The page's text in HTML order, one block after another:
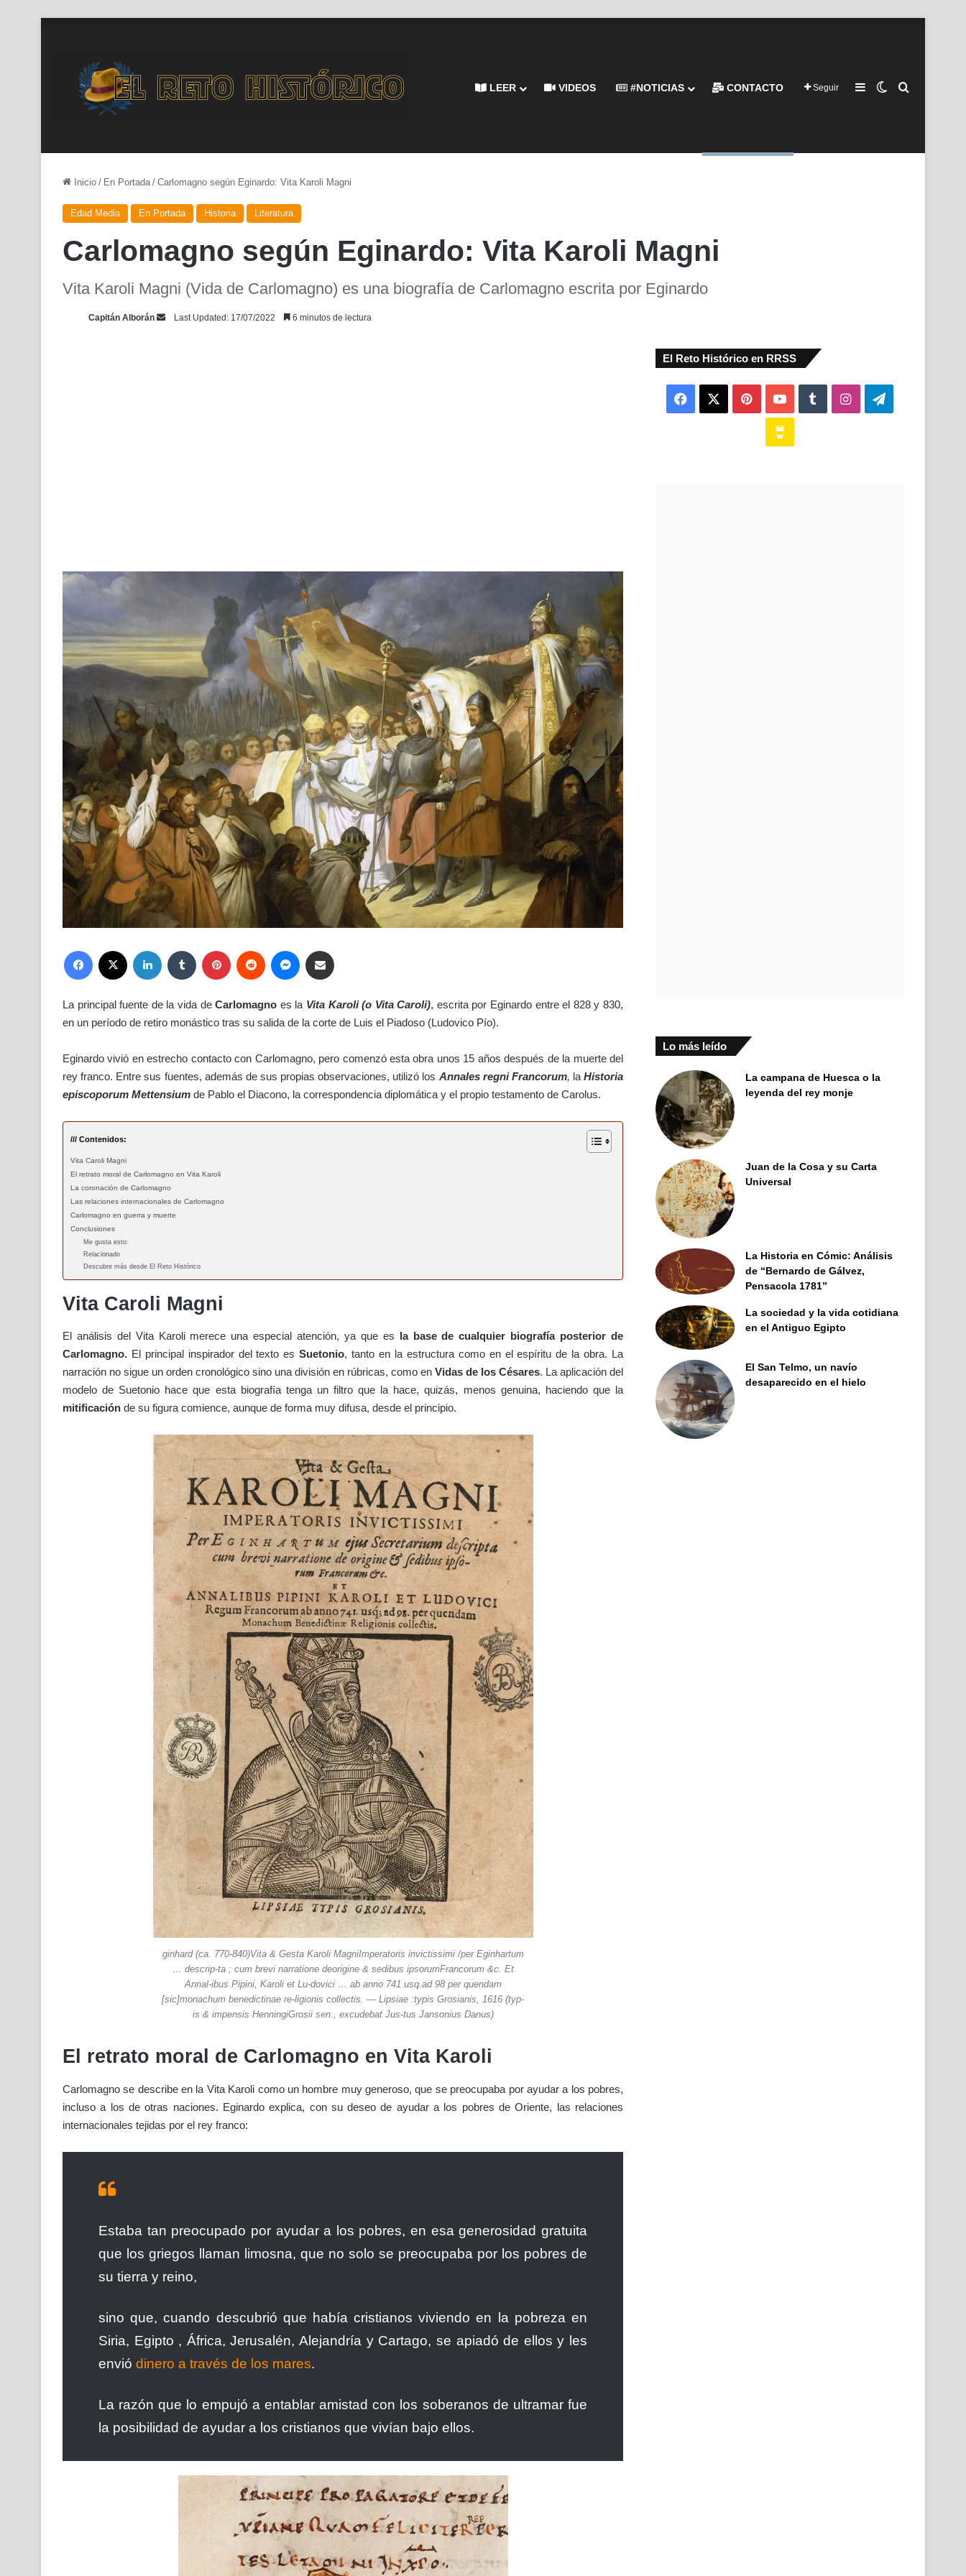
LEER VIDEOS #NOTICIAS CONTACTO Seguir Barra lateral
Switch skin
Inicio / En Portada / Carlomagno según Eginardo: Vita Karoli Magni
Edad Media En Portada Historia Literatura
Carlomagno según Eginardo: Vita Karoli Magni
Vita Karoli Magni (Vida de Carlomagno) es una biografía de Carlomagno escrita por Eginardo
Capitán Alborán
SendLast Updated: 17/07/2022 6 minutos de lectura
Facebook LinkedIn Tumblr Pinterest Reddit Messenger
La principal fuente de la vida deCarlomagno es la Vita Karoli (o Vita Caroli), escrita por Eginardo entre el 828 y 830,
en un período de retiro monástico tras su salida de la corte de Luis el Piadoso (Ludovico Pío).
Eginardo vivió en estrecho contacto con Carlomagno, pero comenzó esta obra unos 15 años después de la muerte del
rey franco. Entre sus fuentes, además de sus propias observaciones, utilizó los Annales regni Francorum, laHistoria
episcoporum Mettensium de Pablo el Diacono, la correspondencia diplomática y el propio testamento de Carolus.
/// Contenidos:
Vita Caroli Magni
El retrato moral de Carlomagno en Vita Karoli
La coronación de Carlomagno
Las relaciones internacionales de Carlomagno
Carlomagno en guerra y muerte
Conclusiones
Me gusta esto:
Relacionado
Descubre más desde El Reto Histórico
Vita Caroli Magni
El análisis del Vita Karoli merece una especial atención, ya que es la base de cualquier biografía posterior de
Carlomagno. El principal inspirador del texto esSuetonio, tanto en la estructura como en el espíritu de la obra. La
narración no sigue un orden cronológico sino una división en rúbricas, como en Vidas de los Césares. La aplicación del
modelo de Suetonio hace que esta biografía tenga un filtro que la hace, quizás, menos genuina, haciendo que la
mitificación de su figura comience, aunque de forma muy difusa, desde el principio.
ginhard (ca. 770-840)Vita & Gesta Karoli MagniImperatoris invictissimi /per Eginhartum
… descrip-ta ; cum brevi narratione deorigine & sedibus ipsorumFrancorum &c. Et
Annal-ibus Pipini, Karoli et Lu-dovici … ab anno 741 usq.ad 98 per quendam
[sic]monachum benedictinae re-ligionis collectis. — Lipsiae :typis Grosianis, 1616 (typ-
is & impensis HenningiGrosii sen., excudebat Jus-tus Jansonius Danus)
El retrato moral de Carlomagno en Vita Karoli
Carlomagno se describe en la Vita Karoli como un hombre muy generoso, que se preocupaba por ayudar a los pobres,
incluso a los de otras naciones. Eginardo explica, con su deseo de ayudar a los pobres de Oriente, las relaciones
internacionales tejidas por el rey franco:
Estaba tan preocupado por ayudar a los pobres, en esa generosidad gratuita
que los griegos llaman limosna, que no solo se preocupaba por los pobres de
su tierra y reino,
sino que, cuando descubrió que había cristianos viviendo en la pobreza en
Siria, Egipto , África, Jerusalén, Alejandría y Cartago, se apiadó de ellos y les
envió dinero a través de los mares.
La razón que lo empujó a entablar amistad con los soberanos de ultramar fue
la posibilidad de ayudar a los cristianos que vivían bajo ellos.
El Reto Histórico en RRSS
Facebook PinterestYouTubeTumblrInstagramTelegram
Lo más leído
La campana de Huesca o la
leyenda del rey monje
Juan de la Cosa y su Carta
Universal
La Historia en Cómic: Análisis
de “Bernardo de Gálvez,
Pensacola 1781”
La sociedad y la vida cotidiana
en el Antiguo Egipto
El San Telmo, un navío
desaparecido en el hielo